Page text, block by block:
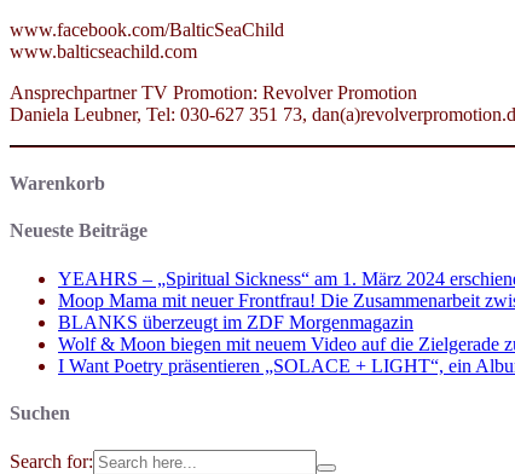
www.facebook.com/BalticSeaChild
www.balticseachild.com
Ansprechpartner TV Promotion: Revolver Promotion
Daniela Leubner, Tel: 030-627 351 73,
Warenkorb
Neueste Beiträge
YEAHRS – „Spiritual Sickness“ am 1. März 2024
Moop Mama mit neuer Frontfrau! Die Zusammenarbeit
BLANKS überzeugt im ZDF Morgenmagazin
Wolf & Moon biegen mit neuem Video auf die Zielgerade
I Want Poetry präsentieren „SOLACE + LIGHT“, ein
Suchen
Search for: